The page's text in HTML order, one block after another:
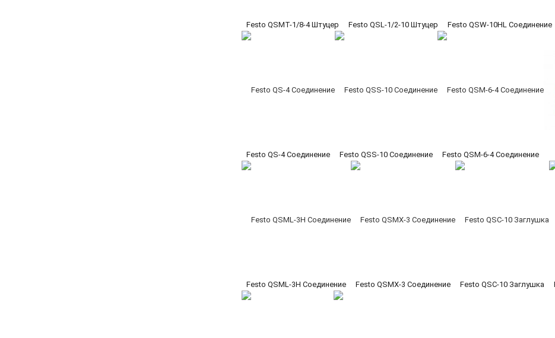
Festo QSMT-1/8-4 Штуцер Festo QSL-1/2-10 Штуцер Festo QSW-10HL Соединение
Festo QS-4 Соединение Festo QSS-10 Соединение Festo QSM-6-4 Соединение
Festo QSML-3H Соединение Festo QSMX-3 Соединение Festo QSC-10 Заглушка